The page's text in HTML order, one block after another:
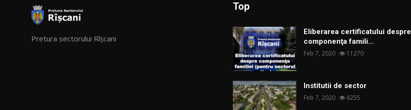
Pretura sectorului Rîșcani
Top
Eliberarea certificatului despre
componenţa famili...
Feb 7, 2020 11270
Institutii de sector
Feb 7, 2020 6255